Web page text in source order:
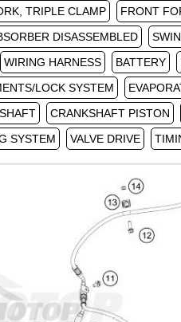
TRIPLE CLAMP FRONT
DISASSEMBLED
WIRING HARNESS BATTERY
LOCK SYSTEM
CRANKSHAFT PISTON
SYSTEM
VALVE DRIVE